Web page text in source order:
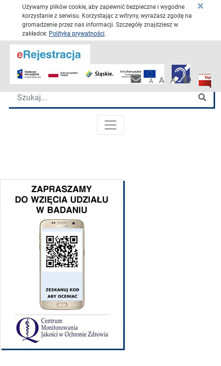
Używamy plików cookie, aby zapewnić bezpieczne i wygodne
korzystanie z serwisu. Korzystając z witryny, wyrażasz zgodę na
gromadzenie przez nas informacji. Szczegóły znajdziesz w
zakładce: Polityka prywatności.
×
Pracownicza
A A A
Katowickie Centrum Onkologii
Przejdź
Wyszukiwarka
MENU GŁÓWNE